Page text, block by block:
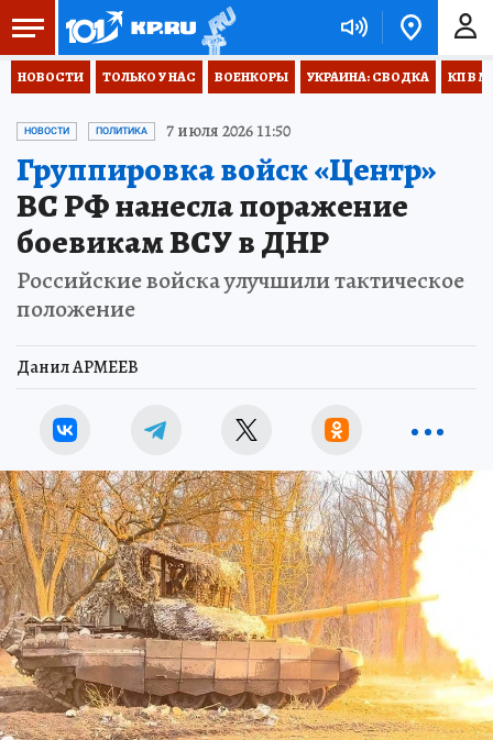
НОВОСТИ ТОЛЬКО У НАС ВОЕНКОРЫ УКРАИНА: СВОДКА КП В
НОВОСТИ ПОЛИТИКА 7 июля 2026 11:50
Группировка войск «Центр»
ВС РФ нанесла поражение
боевикам ВСУ в ДНР
Российские войска улучшили тактическое
положение
Данил АРМЕЕВ